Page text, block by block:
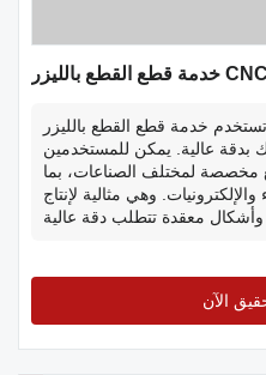
خدمة قطع القطع بالليزر CNC
تستخدم خدمة قطع القطع بالليزر CNC تقنيات متطورة لقطع مواد
بدقة عالية. يمكن للمستخدمين
مخصصة لمختلف الصناعات، بما
وهي مثالية لإنتاج
الآن